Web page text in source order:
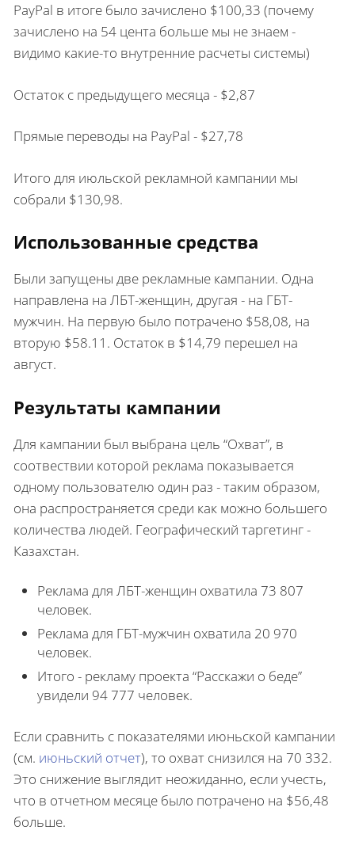
PayPal в итоге было зачислено $100,33 (почему
зачислено на 54 цента больше мы не знаем -
видимо какие-то внутренние расчеты системы)
Остаток с предыдущего месяца - $2,87
Прямые переводы на PayPal - $27,78
Итого для июльской рекламной кампании мы
собрали $130,98.
Использованные средства
Были запущены две рекламные кампании. Одна
направлена на ЛБТ-женщин, другая - на ГБТ-
мужчин. На первую было потрачено $58,08, на
вторую $58.11. Остаток в $14,79 перешел на
август.
Результаты кампании
Для кампании был выбрана цель “Охват”, в
соотвествии которой реклама показывается
одному пользователю один раз - таким образом,
она распространяется среди как можно большего
количества людей. Географический таргетинг -
Казахстан.
Реклама для ЛБТ-женщин охватила 73 807
человек.
Реклама для ГБТ-мужчин охватила 20 970
человек.
Итого - рекламу проекта “Расскажи о беде”
увидели 94 777 человек.
Если сравнить с показателями июньской кампании
(см. июньский отчет), то охват снизился на 70 332.
Это снижение выглядит неожиданно, если учесть,
что в отчетном месяце было потрачено на $56,48
больше.